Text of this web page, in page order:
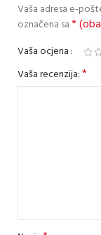
Vaša adresa e-
označena sa*
Vaša ocjena
Vaša recenzija:*